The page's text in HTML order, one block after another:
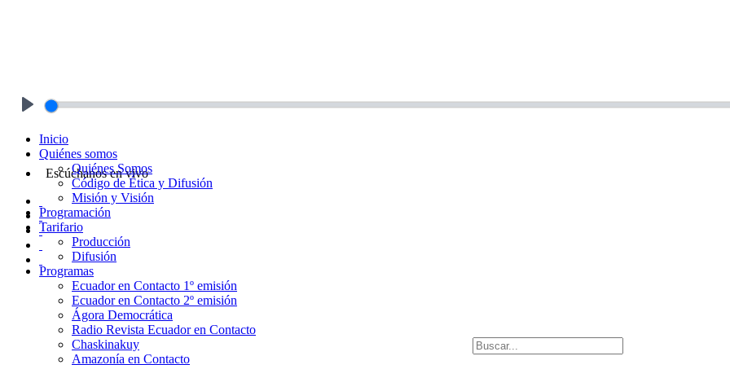
Escúchanos en vivo
Inicio
Quiénes somos
Quiénes Somos
Código de Ética y Difusión
Misión y Visión
Programación
Tarifario
Producción
Difusión
Programas
Ecuador en Contacto 1º emisión
Ecuador en Contacto 2º emisión
Ágora Democrática
Radio Revista Ecuador en Contacto
Chaskinakuy
Amazonía en Contacto